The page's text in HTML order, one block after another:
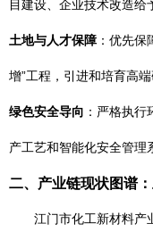
目建设、企业技术改造给
土地与人才保障 ：优先
增”工程，引进和培育高端
绿色安全导向 ：严格执
产工艺和智能化安全管理
二、产业链现状图谱
江门市化工新材料产